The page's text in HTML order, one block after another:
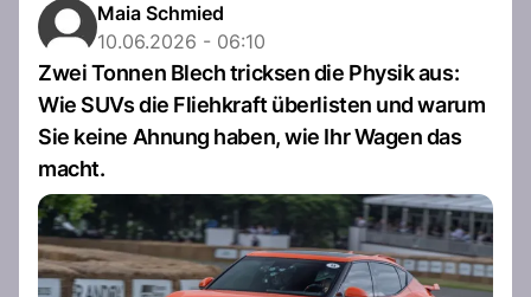
Maia Schmied
10.06.2026 - 06:10
Zwei Tonnen Blech tricksen die Physik aus:
Wie SUVs die Fliehkraft überlisten und warum
Sie keine Ahnung haben, wie Ihr Wagen das
macht.